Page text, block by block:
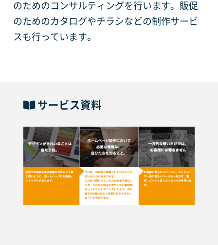
のためのコンサルティングを行います。販促
のためのカタログやチラシなどの制作サービ
スも行っています。
サービス資料